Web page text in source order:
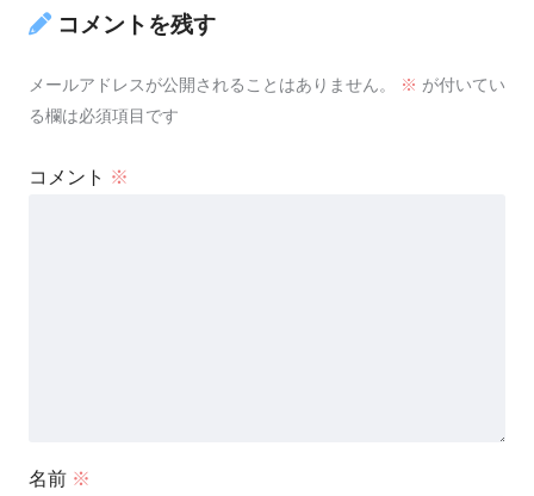
コメントを残す
メールアドレスが公開されることはありません。 ※ が付いてい
る欄は必須項目です
コメント ※
名前 ※